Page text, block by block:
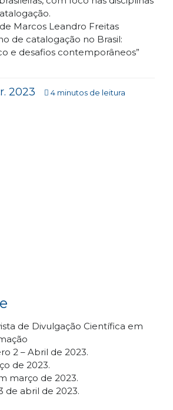
Marcos Leandro Freitas
de catalogação no Brasil:
e desafios contemporâneos”
2023 4 minutos de leitura
de Divulgação Científica em
2 – Abril de 2023.
de 2023.
março de 2023.
de abril de 2023.